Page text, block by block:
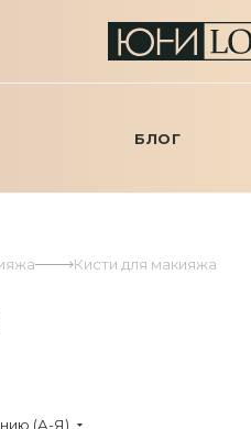
БЛОГ
Кисти для макияжа
(А-Я)